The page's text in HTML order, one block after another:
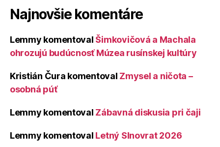
Najnovšie komentáre
Lemmy komentoval Šimkovičová a Machala
ohrozujú budúcnosť Múzea rusínskej kultúry
Kristián Čura komentoval Zmysel a ničota –
osobná púť
Lemmy komentoval Zábavná diskusia pri čaji
Lemmy komentoval Letný Slnovrat 2026